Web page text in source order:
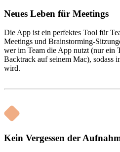
Neues Leben für Meetings
Die App ist ein perfektes Tool für
Meetings und Brainstorming-
wer im Team die App nutzt (nur ein
Backtrack auf seinem Mac), sodass
wird.
Kein Vergessen der